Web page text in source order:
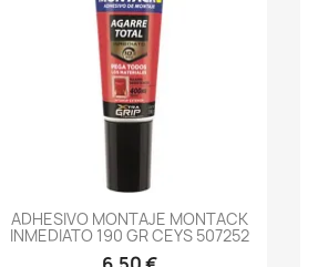
-->
ADHESIVO MONTAJE MONTACK
INMEDIATO 190 GR CEYS 507252